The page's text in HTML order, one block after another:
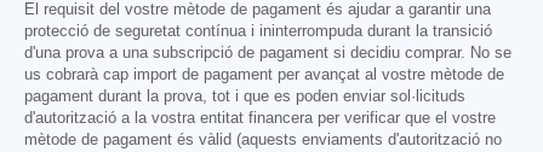
El requisit del vostre mètode de pagament és ajudar a garantir una
protecció de seguretat contínua i ininterrompuda durant la transició
d'una prova a una subscripció de pagament si decidiu comprar. No se
us cobrarà cap import de pagament per avançat al vostre mètode de
pagament durant la prova, tot i que es poden enviar sol·licituds
d'autorització a la vostra entitat financera per verificar que el vostre
mètode de pagament és vàlid (aquests enviaments d'autorització no